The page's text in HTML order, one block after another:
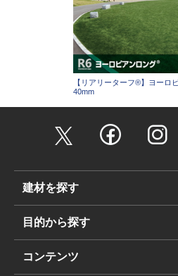
【リアリーターフ®】ヨーロ
40mm
建材を探す
目的から探す
コンテンツ